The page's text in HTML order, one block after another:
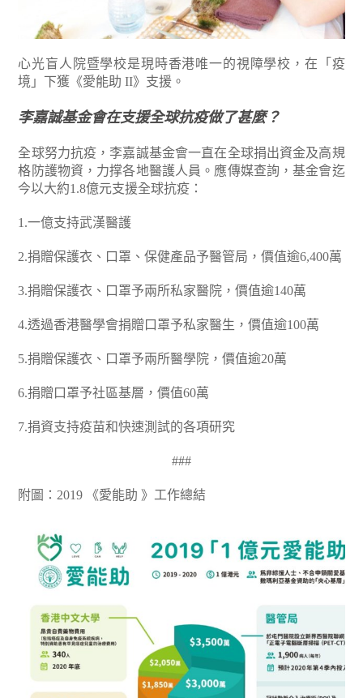
心光盲人院暨學校是現時香港唯一的視障學校，在「疫
境」下獲《愛能助 II》支援。
李嘉誠基金會在支援全球抗疫做了甚麼？
全球努力抗疫，李嘉誠基金會一直在全球捐出資金及高規
格防護物資，力撑各地醫護人員。應傳媒查詢，基金會迄
今以大約1.8億元支援全球抗疫：
1.一億支持武漢醫護
2.捐贈保護衣、口罩、保健產品予醫管局，價值逾6,400萬
3.捐贈保護衣、口罩予兩所私家醫院，價值逾140萬
4.透過香港醫學會捐贈口罩予私家醫生，價值逾100萬
5.捐贈保護衣、口罩予兩所醫學院，價值逾20萬
6.捐贈口罩予社區基層，價值60萬
7.捐資支持疫苗和快速測試的各項研究
###
附圖：2019 《愛能助 》工作總結